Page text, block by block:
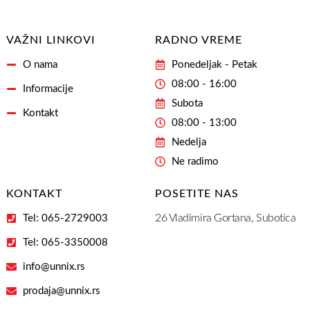
VAŽNI LINKOVI
O nama
Informacije
Kontakt
RADNO VREME
Ponedeljak - Petak
08:00 - 16:00
Subota
08:00 - 13:00
Nedelja
Ne radimo
KONTAKT
Tel: 065-2729003
Tel: 065-3350008
info@unnix.rs
prodaja@unnix.rs
POSETITE NAS
26 Vladimira Gortana, Subotica